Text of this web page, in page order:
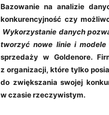
Bazowanie na analizie
konkurencyjność czy
Wykorzystanie danych
tworzyć nowe linie i modele
sprzedaży w Goldenore.
z organizacji, które tylko
do zwiększania swojej
w czasie rzeczywistym.